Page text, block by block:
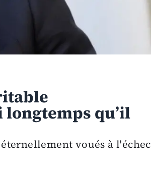
qu’il
voués à l'échec